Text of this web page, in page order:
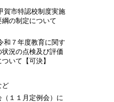
市特認校制度実施
の制定について
７年度教育に関す
況の点検及び評価
いて【可決】
ど
（１１月定例会）に